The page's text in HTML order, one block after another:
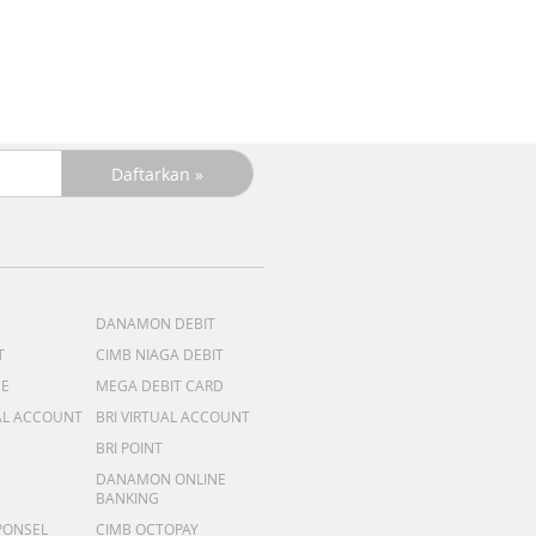
DANAMON DEBIT
CIMB NIAGA DEBIT
MEGA DEBIT CARD
ACCOUNT
BRI VIRTUAL ACCOUNT
BRI POINT
DANAMON ONLINE
BANKING
CIMB OCTOPAY